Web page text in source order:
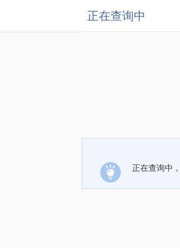
正在查询中
正在查询中